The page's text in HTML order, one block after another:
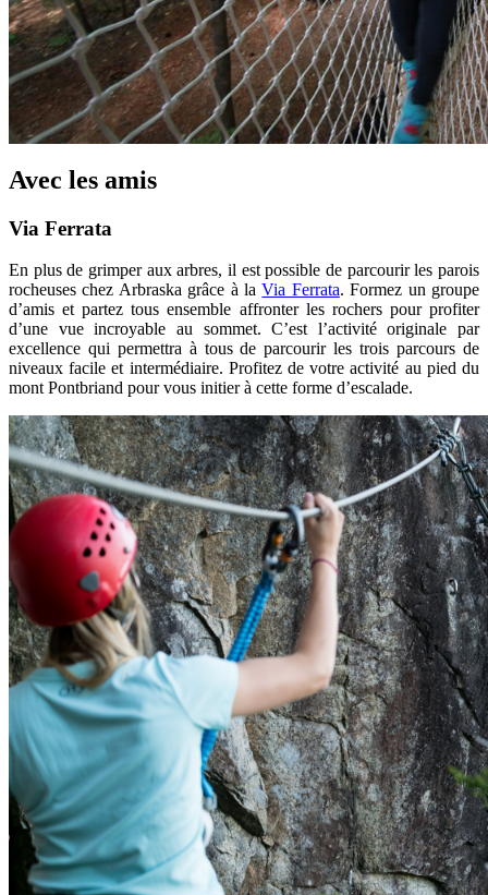
Avec les amis
Via Ferrata
En plus de grimper aux arbres, il est possible de parcourir les parois
rocheuses chez Arbraska grâce à laVia Ferrata. Formez un groupe
d’amis et partez tous ensemble affronter les rochers pour profiter
d’une vue incroyable au sommet. C’est l’activité originale par
excellence qui permettra à tous de parcourir les trois parcours de
niveaux facile et intermédiaire. Profitez de votre activité au pied du
mont Pontbriand pour vous initier à cette forme d’escalade.